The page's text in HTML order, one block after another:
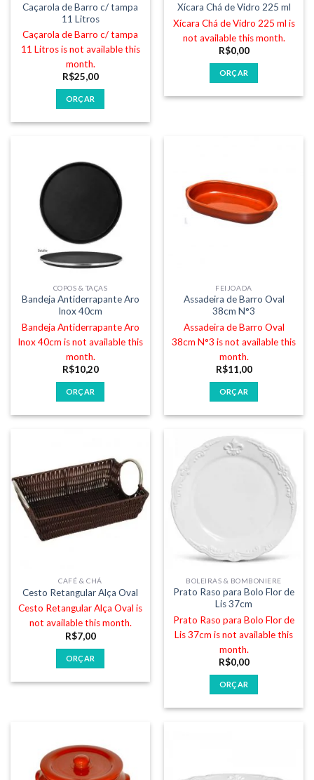
Caçarola de Barro c/ tampa
11 Litros
Caçarola de Barro c/ tampa
11 Litros is not available this
month.
R$25,00
ORÇAR
Xícara Chá de Vidro 225 ml
Xícara Chá de Vidro 225 ml is
not available this month.
R$0,00
ORÇAR
COPOS & TAÇAS
Bandeja Antiderrapante Aro
Inox 40cm
Bandeja Antiderrapante Aro
Inox 40cm is not available this
month.
R$10,20
ORÇAR
FEIJOADA
Assadeira de Barro Oval
38cm N°3
Assadeira de Barro Oval
38cm N°3 is not available this
month.
R$11,00
ORÇAR
CAFÉ & CHÁ
Cesto Retangular Alça Oval
Cesto Retangular Alça Oval is
not available this month.
R$7,00
ORÇAR
BOLEIRAS & BOMBONIERE
Prato Raso para Bolo Flor de
Lis 37cm
Prato Raso para Bolo Flor de
Lis 37cm is not available this
month.
R$0,00
ORÇAR